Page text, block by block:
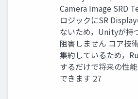
Camera Image SRD
ロジックにSR
ないため，Unityが持
阻害しません コア技
集約しているため，
するだけで将来の性
できます 27